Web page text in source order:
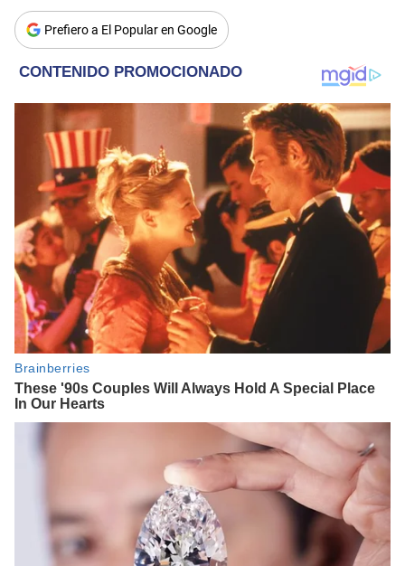
Prefiero a El Popular en Google